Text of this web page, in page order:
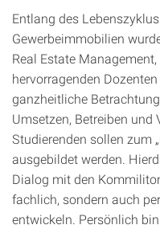
Entlang des
Gewerbeimmobilien
Real Estate
hervorragenden
ganzheitliche
Umsetzen, Betreiben und
Studierenden sollen zum
ausgebildet werden.
Dialog mit den
fachlich, sondern auch
entwickeln. Persönlich